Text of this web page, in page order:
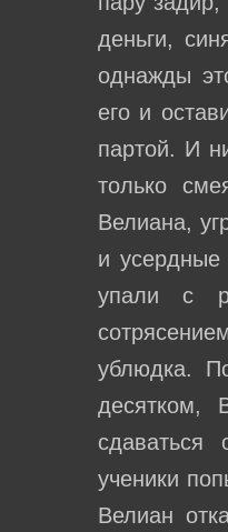
деньги,
однажды
его и
партой. И
только
Велиана,
и усердные
упали с
ублюдка.
десятком,
сдаваться
ученики
Велиан